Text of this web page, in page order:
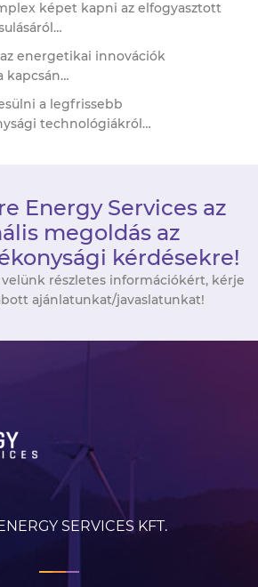
képet kapni az elfogyasztott
energetikai innovációk
kapcsán…
a legfrissebb
technológiákról…
Energy Services az
megoldás az
kérdésekre!
részletes információkért, kérje
ajánlatunkat/javaslatunkat!
SERVICES KFT.